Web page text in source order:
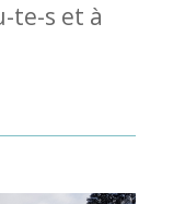
te-s et à